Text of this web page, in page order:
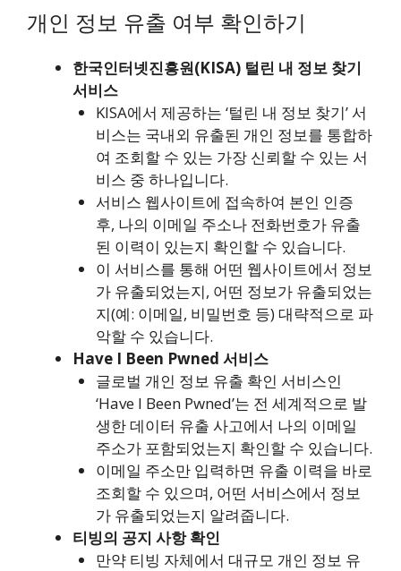
개인 정보 유출 여부 확인하기
한국인터넷진흥원(KISA) 털린 내 정보 찾기
서비스
KISA에서 제공하는 ‘털린 내 정보 찾기’ 서
비스는 국내외 유출된 개인 정보를 통합하
여 조회할 수 있는 가장 신뢰할 수 있는 서
비스 중 하나입니다.
서비스 웹사이트에 접속하여 본인 인증
후, 나의 이메일 주소나 전화번호가 유출
된 이력이 있는지 확인할 수 있습니다.
이 서비스를 통해 어떤 웹사이트에서 정보
가 유출되었는지, 어떤 정보가 유출되었는
지(예: 이메일, 비밀번호 등) 대략적으로 파
악할 수 있습니다.
Have I Been Pwned 서비스
글로벌 개인 정보 유출 확인 서비스인
‘Have I Been Pwned’는 전 세계적으로 발
생한 데이터 유출 사고에서 나의 이메일
주소가 포함되었는지 확인할 수 있습니다.
이메일 주소만 입력하면 유출 이력을 바로
조회할 수 있으며, 어떤 서비스에서 정보
가 유출되었는지 알려줍니다.
티빙의 공지 사항 확인
만약 티빙 자체에서 대규모 개인 정보 유